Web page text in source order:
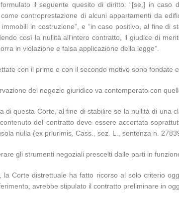
il seguente quesito di diritto: “[se,] in caso
controprestazione di alcuni appartamenti da
in costruzione”, e “in caso positivo, al fine
così la nullità all’intero contratto, il giudice di
in violazione e falsa applicazione della legge”.
con il primo e con il secondo motivo sono fondate
del negozio giuridico va contemperato con
di questa Corte, al fine di stabilire se la nullità di una
del contratto deve essere accertata
nulla (ex prlurimis, Cass., sez. L., sentenza n.
gli strumenti negoziali prescelti dalle parti in
Corte distrettuale ha fatto ricorso al solo criterio
avrebbe stipulato il contratto preliminare in